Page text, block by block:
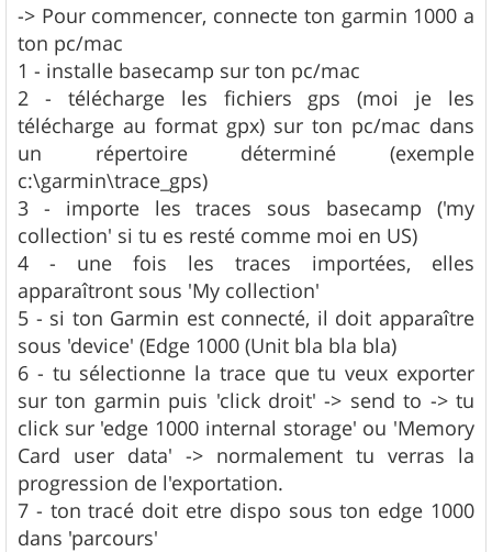
-> Pour commencer, connecte ton garmin 1000 a
ton pc/mac
1 - installe basecamp sur ton pc/mac
2 - télécharge les fichiers gps (moi je les
télécharge au format gpx) sur ton pc/mac dans
un répertoire déterminé (exemple
c:\garmin\trace_gps)
3 - importe les traces sous basecamp ('my
collection' si tu es resté comme moi en US)
4 - une fois les traces importées, elles
apparaîtront sous 'My collection'
5 - si ton Garmin est connecté, il doit apparaître
sous 'device' (Edge 1000 (Unit bla bla bla)
6 - tu sélectionne la trace que tu veux exporter
sur ton garmin puis 'click droit' -> send to -> tu
click sur 'edge 1000 internal storage' ou 'Memory
Card user data' -> normalement tu verras la
progression de l'exportation.
7 - ton tracé doit etre dispo sous ton edge 1000
dans 'parcours'